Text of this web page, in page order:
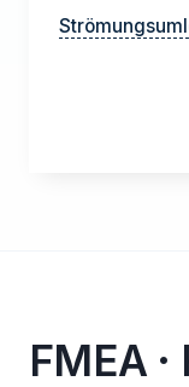
FMEA